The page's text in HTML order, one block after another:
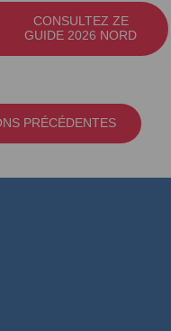
CONSULTEZ ZE
GUIDE 2026 NORD
PRÉCÉDENTES